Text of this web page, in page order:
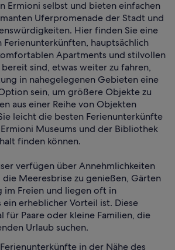
Ermioni selbst und bieten einfachen
Uferpromenade der Stadt und
Hier finden Sie eine
Ferienunterkünften, hauptsächlich
Apartments und stilvollen
bereit sind, etwas weiter zu fahren,
in nahegelegenen Gebieten eine
sein, um größere Objekte zu
aus einer Reihe von Objekten
leicht die besten Ferienunterkünfte
Museums und der Bibliothek
finden können.
verfügen über Annehmlichkeiten
die Meeresbrise zu genießen, Gärten
im Freien und liegen oft in
ein erheblicher Vorteil ist. Diese
für Paare oder kleine Familien, die
Urlaub suchen.
in der Nähe des